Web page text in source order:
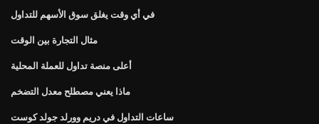
في أي وقت يغلق سوق الأسهم للتداول
مثال التجارة بين الوقت
أعلى منصة تداول للعملة المحلية
ماذا يعني مصطلح معدل التضخم
ساعات التداول في دريم وورلد جولد كوست